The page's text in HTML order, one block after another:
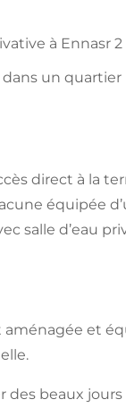
à Ennasr 2
dans un
direct à la
équipée
salle d’eau
et
des beaux